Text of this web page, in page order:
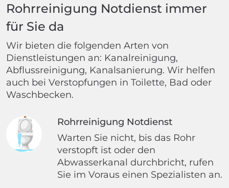
Rohrreinigung Notdienst immer
für Sie da
Wir bieten die folgenden Arten von
Dienstleistungen an: Kanalreinigung,
Abflussreinigung, Kanalsanierung. Wir helfen
auch bei Verstopfungen in Toilette, Bad oder
Waschbecken.
Rohrreinigung Notdienst
Warten Sie nicht, bis das Rohr
verstopft ist oder den
Abwasserkanal durchbricht, rufen
Sie im Voraus einen Spezialisten an.